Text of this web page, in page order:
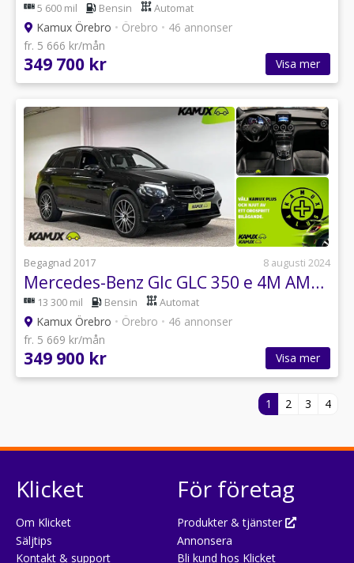
5 600 mil Bensin Automat
Kamux Örebro • Örebro • 46 annonser
fr. 5 666 kr/mån
349 700 kr Visa mer
Begagnad 2017 8 augusti 2024
Mercedes-Benz Glc GLC 350 e 4M AMG Burmester Pano SE SPEC 327hk
13 300 mil Bensin Automat
Kamux Örebro • Örebro • 46 annonser
fr. 5 669 kr/mån
349 900 kr Visa mer
1 2 3 4
Klicket
Om Klicket
Säljtips
Kontakt & support
För företag
Produkter & tjänster
Annonsera
Bli kund hos Klicket